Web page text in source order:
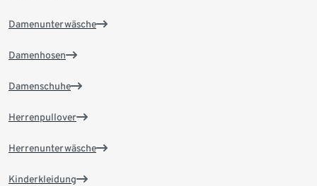
Damenunterwäsche
Damenhosen
Damenschuhe
Herrenpullover
Herrenunterwäsche
Kinderkleidung